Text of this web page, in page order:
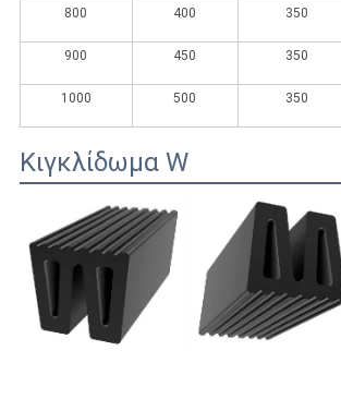
800 400 350
900 450 350
1000 500 350
Κιγκλίδωμα W